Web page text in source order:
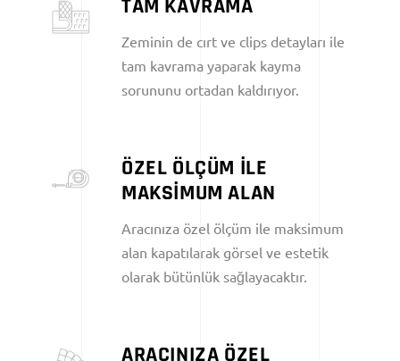
TAM KAVRAMA
Zeminin de cırt ve clips detayları ile
tam kavrama yaparak kayma
sorununu ortadan kaldırıyor.
ÖZEL ÖLÇÜM İLE
MAKSİMUM ALAN
Aracınıza özel ölçüm ile maksimum
alan kapatılarak görsel ve estetik
olarak bütünlük sağlayacaktır.
ARACINIZA ÖZEL